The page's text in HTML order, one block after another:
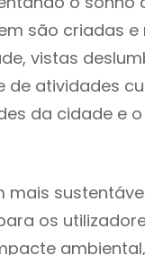
são criadas
vistas
atividades
da cidade e
mais
os